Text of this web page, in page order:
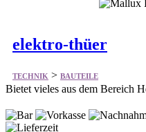
elektro-thüer
TECHNIK > BAUTEILE
Bietet vieles aus dem Bereich